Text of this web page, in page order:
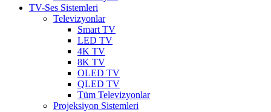
TV-Ses Sistemleri
Televizyonlar
Smart TV
LED TV
4K TV
8K TV
OLED TV
QLED TV
Tüm Televizyonlar
Projeksiyon Sistemleri